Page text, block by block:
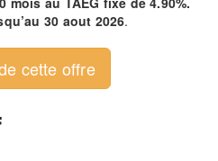
30 aout 2026.
cette offre